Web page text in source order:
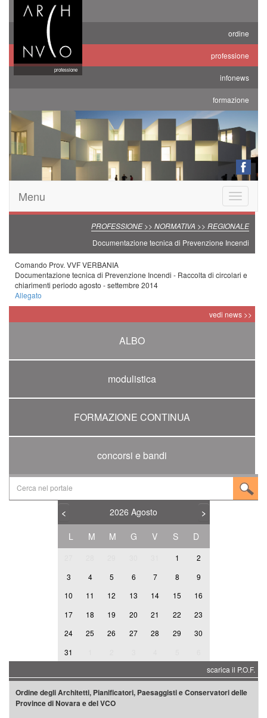
ordine
professione
infonews
formazione
professione
Toggle
Menu
PROFESSIONE >> NORMATIVA >> REGIONALE
Documentazione tecnica di Prevenzione Incendi
Comando Prov. VVF VERBANIA
Documentazione tecnica di Prevenzione Incendi - Raccolta di circolari e
chiarimenti periodo agosto - settembre 2014
Allegato
vedi news >>
ALBO
modulistica
FORMAZIONE CONTINUA
concorsi e bandi
< 2026 Agosto
>
L
M M G V S D
1
2
3
4 5 6 7 8
9
10
11 12 13 14 15
16
17
18 19 20 21 22
23
24
25 26 27 28 29
30
31
scarica il P.O.F.
Ordine degli Architetti, Pianificatori, Paesaggisti e Conservatori delle
Province di Novara e del VCO